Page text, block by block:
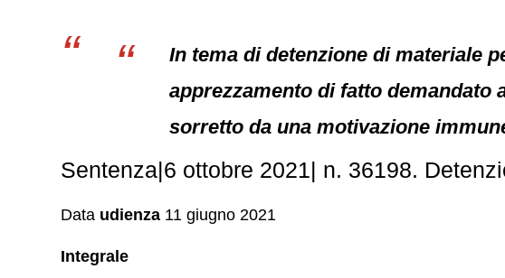
In tema di detenzione di materiale
apprezzamento di fatto
sorretto da una motivazione
Sentenza|6 ottobre 2021| n. 36198.
Data udienza 11 giugno 2021
Integrale